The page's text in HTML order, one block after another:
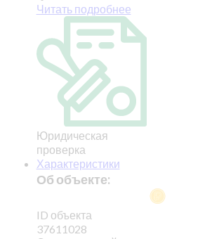
Читать подробнее
Юридическая
проверка
Характеристики
Об объекте:
ID объекта
37611028